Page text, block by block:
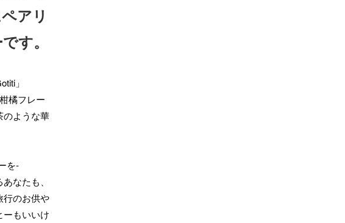
アリ
す。
」
橘フレー
のような華
を-
なたも、
行のお供や
ーもいいけ